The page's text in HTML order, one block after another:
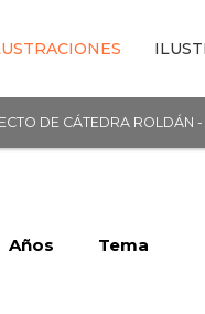
DE CÁTEDRA ROLDÁN
Años Tema